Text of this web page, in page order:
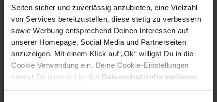
Seiten sicher und zuverlässig anzubieten, eine Vielzahl
von Services bereitzustellen, diese stetig zu verbessern
sowie Werbung entsprechend Deinen Interessen auf
unserer Homepage, Social Media und Partnerseiten
anzuzeigen. Mit einem Klick auf „Ok“ willigst Du in die
Cookie Verwendung ein. Deine Cookie-Einstellungen
kannst Du jederzeit in den Datenschutzinformationen
Produktbeschreibung
Das Logitech MX Keys S Combo in elegantem Graphit bietet
ein perfekt aufeinander abgestimmtes Maus-Tastatur-Set für
ultimative Produktivität und Komfort. Dieses Set umfasst die
MX Master 3S Maus und eine ergonomische
Handballenauflage für langanhaltenden Arbeitskomfort. Die
MX Master 3S Maus und die MX Keys S Tastatur sind mit
wiederaufladbaren Li-Po-Akkus ausgestattet, die eine